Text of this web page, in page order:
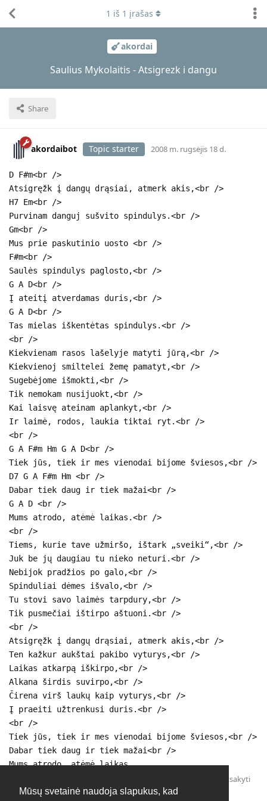
Mūsų svetainė naudoja slapukus, kad
akordai
Saulius Mykolaitis - Atsigrezk i dangu
Share
1 iš 1 įrašas
akordaibot Topic starter 2008 m. rugsėjis 18 d.
D F#m<br />
Atsigręžk į dangų drąsiai, atmerk akis,<br />
H7 Em<br />
Purvinam danguj sušvito spindulys.<br />
Gm<br />
Mus prie paskutinio uosto <br />
F#m<br />
Saulės spindulys paglosto,<br />
G A D<br />
Į ateitį atverdamas duris,<br />
G A D<br />
Tas mielas iškentėtas spindulys.<br />
<br />
Kiekvienam rasos lašelyje matyti jūrą,<br />
Kiekvienoj smiltelei žemę pamatyt,<br />
Sugebėjome išmokti,<br />
Tik nemokam nusijuokt,<br />
Kai laisvę ateinam aplankyt,<br />
Ir laimė, rodos, laukia tiktai ryt.<br />
<br />
G A F#m Hm G A D<br />
Tiek jūs, tiek ir mes vienodai bijome šviesos,<br />
D7 G A F#m Hm <br />
Dabar tiek daug ir tiek mažai<br />
G A D <br />
Mums atrodo, atėmė laikas.<br />
<br />
Tiems, kurie tave užmiršo, ištark „sveiki“,<br />
Juk be jų daugiau tu nieko neturi.<br />
Nebijok pradžios po galo,<br />
Spinduliai dėmes išvalo,<br />
Tu stovi savo laimės tarpdury,<br />
Tik pusmečiai ištirpo aštuoni.<br />
<br />
Atsigręžk į dangų drąsiai, atmerk akis,<br />
Ten kažkur aukštai pakibo vyturys,<br />
Laikas atkarpą iškirpo,<br />
Alkana širdis suvirpo,<br />
Čirena virš laukų kaip vyturys,<br />
Į praeiti užtrenkusi duris.<br />
<br />
Tiek jūs, tiek ir mes vienodai bijome šviesos,<br />
Dabar tiek daug ir tiek mažai<br />
Mums atrodo, atėmė laikas.
Atsakyti